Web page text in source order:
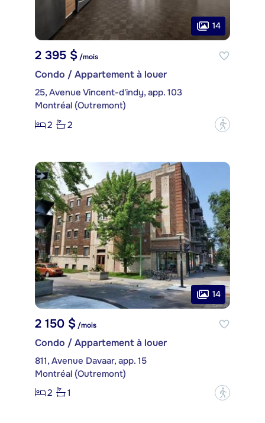
14
2 395 $/mois
Condo / Appartement à louer
25, Avenue Vincent-d'indy, app. 103
Montréal (Outremont)
2
2 ?
14
2 150 $ /mois
Condo / Appartement à louer
811, Avenue Davaar, app. 15
Montréal (Outremont)
2
1 ?